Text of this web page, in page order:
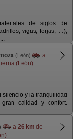
de siglos de
vigas, forjas, …),
(León)
a
(León)
silencio y la tranquilidad
calidad y confort.
a 26 km de